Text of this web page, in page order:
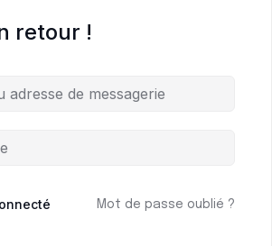
retour !
Mot de passe oublié ?